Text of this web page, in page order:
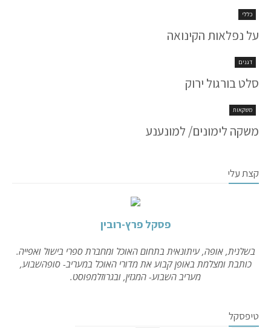
כללי
על נפלאות הקינואה
דגנים
סלט בורגול ירוק
משקאות
משקה לימונים/ למונענע
קצת עלי
פסקל פרץ-רובין
בשלנית, אופה, עיתונאית בתחום האוכל ומחברת ספרי בישול ואפייה.
כותבת ומצלמת באופן קבוע את מדורי האוכל במעריב- סופהשבוע,
מעריב השבוע- המגזין, ובגרוזלמפוסט.
טיפסקל